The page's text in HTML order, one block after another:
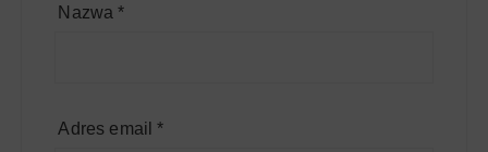
Nazwa*
Adres email*